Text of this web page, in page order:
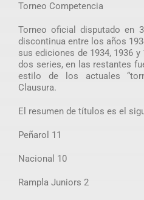
Torneo Competencia
Torneo oficial disputado en
discontinua entre los años
sus ediciones de 1934, 1936
dos series, en las restantes
estilo de los actuales
Clausura.
El resumen de títulos es el
Peñarol 11
Nacional 10
Rampla Juniors 2